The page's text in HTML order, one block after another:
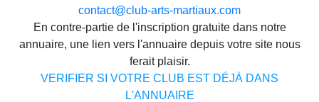
contact@club-arts-martiaux.com
En contre-partie de l'inscription gratuite dans notre
annuaire, une lien vers l'annuaire depuis votre site nous
ferait plaisir.
VERIFIER SI VOTRE CLUB EST DÉJÀ DANS
L'ANNUAIRE